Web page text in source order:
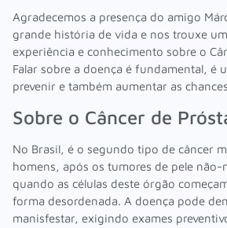
Agradecemos a presença do amigo
grande história de vida e nos trouxe
experiência e conhecimento sobre o
Falar sobre a doença é fundamental, é
prevenir e também aumentar as
Sobre o Câncer de
No Brasil, é o segundo tipo de câncer
homens, após os tumores de pele não-
quando as células deste órgão
forma desordenada. A doença pode
manisfestar, exigindo exames